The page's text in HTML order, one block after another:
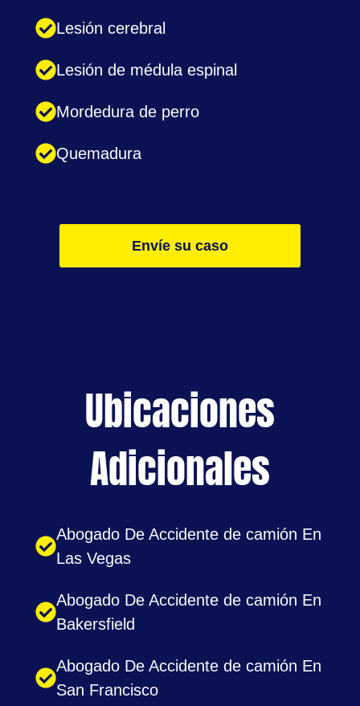
Lesión cerebral
Lesión de médula espinal
Mordedura de perro
Quemadura
Envíe su caso
Ubicaciones
Adicionales
Abogado De Accidente de camión En
Las Vegas
Abogado De Accidente de camión En
Bakersfield
Abogado De Accidente de camión En
San Francisco